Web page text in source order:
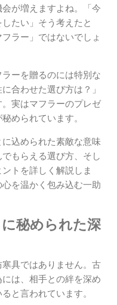
が増えますよね。「今
たい」そう考えたと
ラー」ではないでしょ
ーを贈るのには特別な
合わせた選び方は？」
実はマフラーのプレゼ
められています。
込められた素敵な意味
もらえる選び方、そし
トを詳しく解説しま
を温かく包み込む一助
秘められた深
具ではありません。古
は、相手との絆を深め
と言われています。